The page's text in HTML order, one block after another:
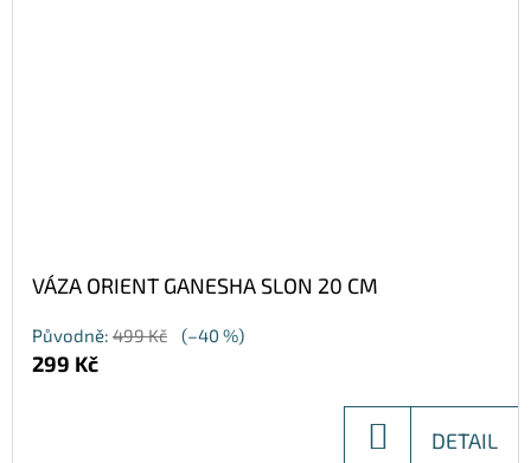
VÁZA ORIENT GANESHA SLON 20 CM
Původně: 499 Kč (–40 %)
299 Kč
DETAIL